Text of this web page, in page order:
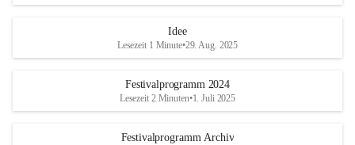
Idee
Lesezeit 1 Minute•29. Aug. 2025
Festivalprogramm 2024
Lesezeit 2 Minuten•1. Juli 2025
Festivalprogramm Archiv